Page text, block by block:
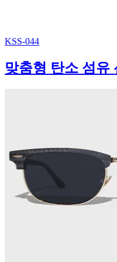
KSS-044
맞춤형 탄소 섬유